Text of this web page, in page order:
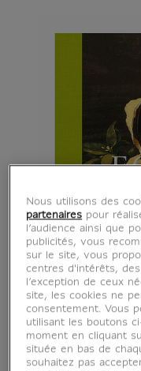
Nous utilisons des
partenaires pour
l’audience ainsi que
publicités, vous
sur le site, vous
centres d'intérêts,
l’exception de ceux
site, les cookies ne
consentement. Vous
utilisant les boutons
moment en cliquant
située en bas de
souhaitez pas